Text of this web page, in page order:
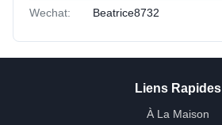
Wechat: Beatrice8732
Liens Rapides
À La Maison